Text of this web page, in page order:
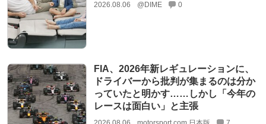
2026.08.06 @DIME 0
FIA、2026年新レギュレーションに、
ドライバーから批判が集まるのは分か
っていたと明かす……しかし「今年の
レースは面白い」と主張